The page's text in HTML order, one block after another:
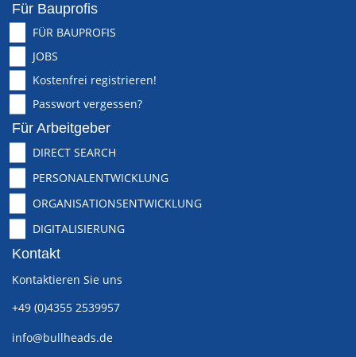
Für Bauprofis
FÜR BAUPROFIS
JOBS
Kostenfrei registrieren!
Passwort vergessen?
Für Arbeitgeber
DIRECT SEARCH
PERSONALENTWICKLUNG
ORGANISATIONSENTWICKLUNG
DIGITALISIERUNG
Kontakt
Kontaktieren Sie uns
+49 (0)4355 2539957
info@bullheads.de